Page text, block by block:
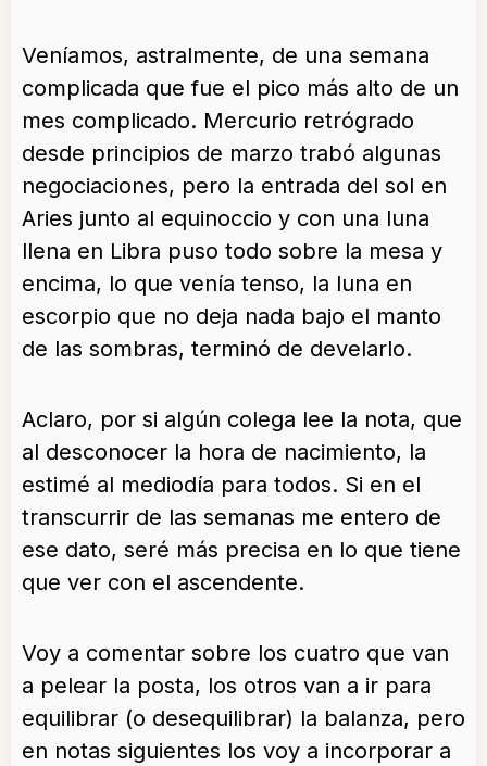
Veníamos, astralmente, de una semana
complicada que fue el pico más alto de un
mes complicado. Mercurio retrógrado
desde principios de marzo trabó algunas
negociaciones, pero la entrada del sol en
Aries junto al equinoccio y con una luna
llena en Libra puso todo sobre la mesa y
encima, lo que venía tenso, la luna en
escorpio que no deja nada bajo el manto
de las sombras, terminó de develarlo.
Aclaro, por si algún colega lee la nota, que
al desconocer la hora de nacimiento, la
estimé al mediodía para todos. Si en el
transcurrir de las semanas me entero de
ese dato, seré más precisa en lo que tiene
que ver con el ascendente.
Voy a comentar sobre los cuatro que van
a pelear la posta, los otros van a ir para
equilibrar (o desequilibrar) la balanza, pero
en notas siguientes los voy a incorporar a